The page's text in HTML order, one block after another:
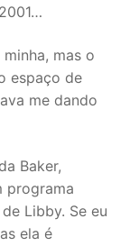
mas o
espaço de
me dando
Baker,
programa
Libby. Se eu
ela é